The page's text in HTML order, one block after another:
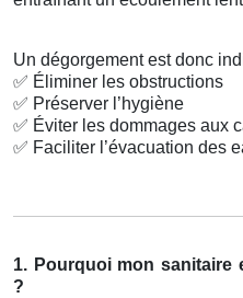
Un dégorgement est donc
✅ Éliminer les obstructions
✅ Préserver l’hygiène
✅ Éviter les dommages aux
✅ Faciliter l’évacuation des
1. Pourquoi mon sanitaire
?